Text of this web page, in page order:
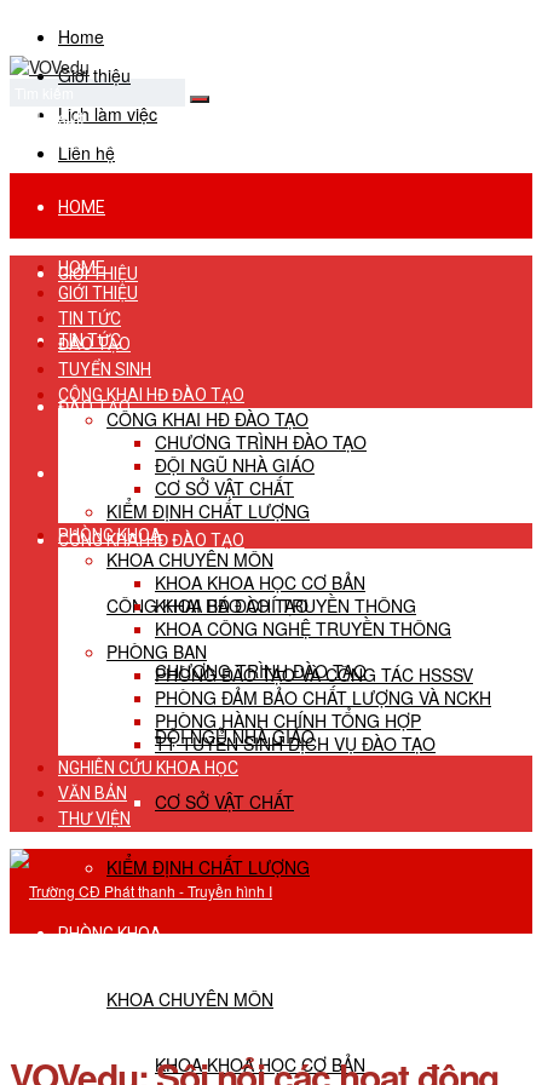
Home
Giới thiệu
Lịch làm việc
Liên hệ
No Result
View All Result
HOME
GIỚI THIỆU
TIN TỨC
ĐÀO TẠO
TUYỂN SINH
CÔNG KHAI HĐ ĐÀO TẠO
CÔNG KHAI HĐ ĐÀO TẠO
CHƯƠNG TRÌNH ĐÀO TẠO
ĐỘI NGŨ NHÀ GIÁO
CƠ SỞ VẬT CHẤT
KIỂM ĐỊNH CHẤT LƯỢNG
PHÒNG KHOA
KHOA CHUYÊN MÔN
KHOA KHOA HỌC CƠ BẢN
HOME
GIỚI THIỆU
TIN TỨC
ĐÀO TẠO
TUYỂN SINH
CÔNG KHAI HĐ ĐÀO TẠO
CÔNG KHAI HĐ ĐÀO TẠO
CHƯƠNG TRÌNH ĐÀO TẠO
ĐỘI NGŨ NHÀ GIÁO
CƠ SỞ VẬT CHẤT
KIỂM ĐỊNH CHẤT LƯỢNG
PHÒNG KHOA
KHOA CHUYÊN MÔN
KHOA KHOA HỌC CƠ BẢN
KHOA BÁO CHÍ TRUYỀN THÔNG
KHOA CÔNG NGHỆ TRUYỀN THÔNG
PHÒNG BAN
PHÒNG ĐÀO TẠO VÀ CÔNG TÁC HSSSV
PHÒNG ĐẢM BẢO CHẤT LƯỢNG VÀ NCKH
PHÒNG HÀNH CHÍNH TỔNG HỢP
TT TUYỂN SINH DỊCH VỤ ĐÀO TẠO
NGHIÊN CỨU KHOA HỌC
VĂN BẢN
THƯ VIỆN